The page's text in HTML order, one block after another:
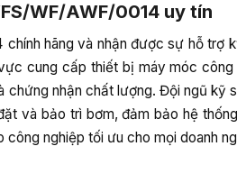
WF/AWF/0014 uy tín
hãng và nhận được sự hỗ trợ
cung cấp thiết bị máy móc
nhận chất lượng. Đội ngũ kỹ
và bảo trì bơm, đảm bảo hệ
nghiệp tối ưu cho mọi doanh